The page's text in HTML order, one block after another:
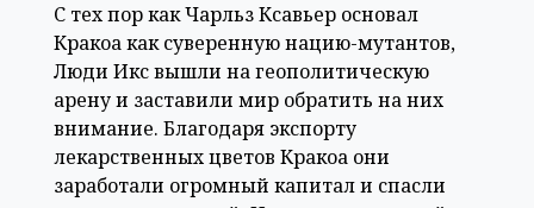
С тех пор как Чарльз Ксавьер основал
Кракоа как суверенную нацию-мутантов,
Люди Икс вышли на геополитическую
арену и заставили мир обратить на них
внимание. Благодаря экспорту
лекарственных цветов Кракоа они
заработали огромный капитал и спасли